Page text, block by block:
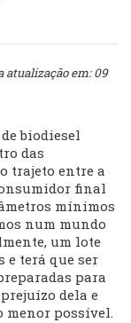
atualização em: 09
biodiesel
das
trajeto entre a
final
mínimos
num mundo
um lote
e terá que ser
para
dela e
menor possível.